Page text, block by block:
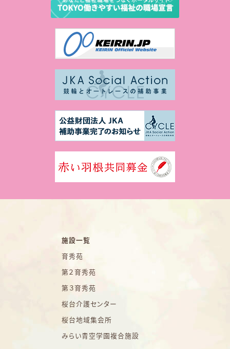
施設一覧
育秀苑
第２育秀苑
第３育秀苑
桜台介護センター
桜台地域集会所
みらい青空学園複合施設